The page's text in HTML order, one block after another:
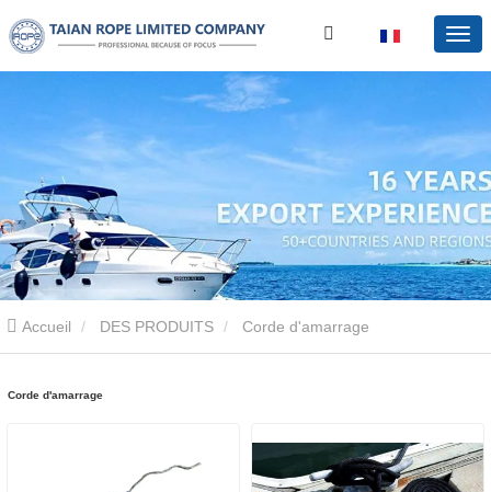
Accueil DES PRODUITS Corde d'amarrage
Corde d'amarrage